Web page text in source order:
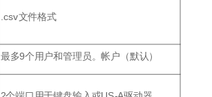
.csv文件格式
最多9个用户和管理员。帐户（默认）